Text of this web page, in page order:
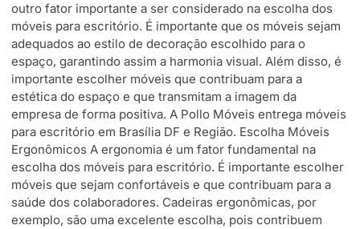
outro fator importante a ser considerado na escolha dos
móveis para escritório. É importante que os móveis sejam
adequados ao estilo de decoração escolhido para o
espaço, garantindo assim a harmonia visual. Além disso, é
importante escolher móveis que contribuam para a
estética do espaço e que transmitam a imagem da
empresa de forma positiva. A Pollo Móveis entrega móveis
para escritório em Brasília DF e Região. Escolha Móveis
Ergonômicos A ergonomia é um fator fundamental na
escolha dos móveis para escritório. É importante escolher
móveis que sejam confortáveis e que contribuam para a
saúde dos colaboradores. Cadeiras ergonômicas, por
exemplo, são uma excelente escolha, pois contribuem